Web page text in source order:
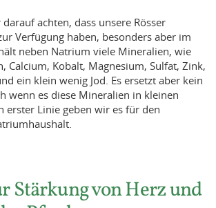
achten, dass unsere Rösser
Verfügung haben, besonders aber im
neben Natrium viele Mineralien, wie
Calcium, Kobalt, Magnesium, Sulfat, Zink,
ein klein wenig Jod. Es ersetzt aber kein
wenn es diese Mineralien in kleinen
erster Linie geben wir es für den
Stärkung von Herz und